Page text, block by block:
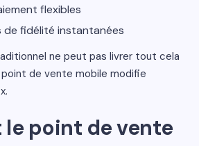
flexibles
de fidélité instantanées
ne peut pas livrer tout cela
de vente mobile modifie
point de vente